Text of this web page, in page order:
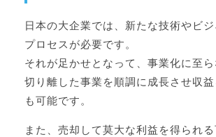
日本の大企業では、新たな技術やビ
プロセスが必要です。
それが足かせとなって、事業化に至
切り離した事業を順調に成長させ収
も可能です。
また、売却して莫大な利益を得られ